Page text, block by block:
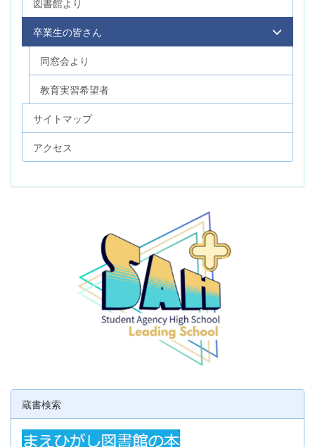
卒業生の皆さん
同窓会より
教育実習希望者
サイトマップ
アクセス
蔵書検索